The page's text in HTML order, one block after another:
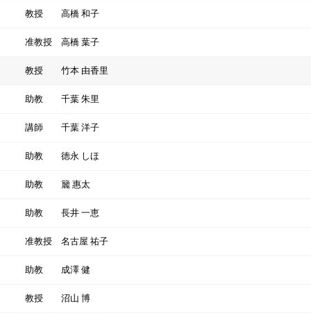
教授 高橋 和子
准教授 高橋 葉子
教授 竹本 由香里
助教 千葉 朱里
講師 千葉 洋子
助教 徳永 しほ
助教 籭 惠太
助教 長井 一恵
准教授 名古屋 祐子
助教 成澤 健
教授 沼山 博